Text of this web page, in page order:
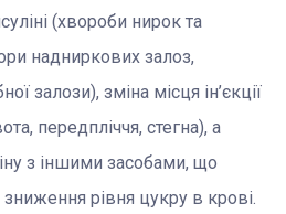
(хвороби нирок та
надниркових залоз,
залози), зміна місця ін’єкції
передпліччя, стегна), а
з іншими засобами, що
рівня цукру в крові.